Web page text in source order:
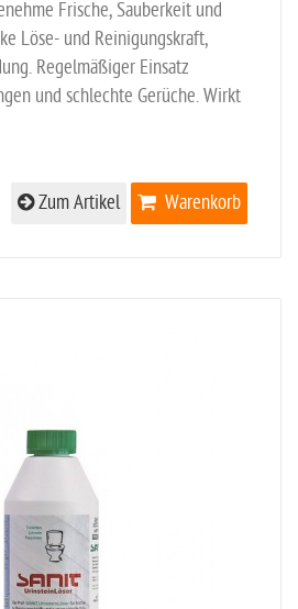
Frische, Sauberkeit und
Löse- und Reinigungskraft,
Regelmäßiger Einsatz
und schlechte Gerüche. Wirkt
Warenkorb
Zum Artikel